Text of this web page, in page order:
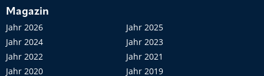
Magazin
Jahr 2026
Jahr 2025
Jahr 2024
Jahr 2023
Jahr 2022
Jahr 2021
Jahr 2020
Jahr 2019